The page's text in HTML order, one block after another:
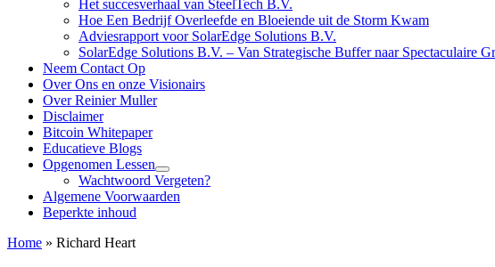
Het succesverhaal van SteelTech B.V.
Hoe Een Bedrijf Overleefde en Bloeiende uit de Storm Kwam
Adviesrapport voor SolarEdge Solutions B.V.
SolarEdge Solutions B.V. – Van Strategische Buffer naar Spectaculaire
Neem Contact Op
Over Ons en onze Visionairs
Over Reinier Muller
Disclaimer
Bitcoin Whitepaper
Educatieve Blogs
Opgenomen Lessen
Wachtwoord Vergeten?
Algemene Voorwaarden
Beperkte inhoud
Home » Richard Heart